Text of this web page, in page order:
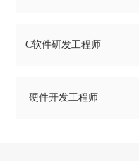
C软件研发工程师
硬件开发工程师